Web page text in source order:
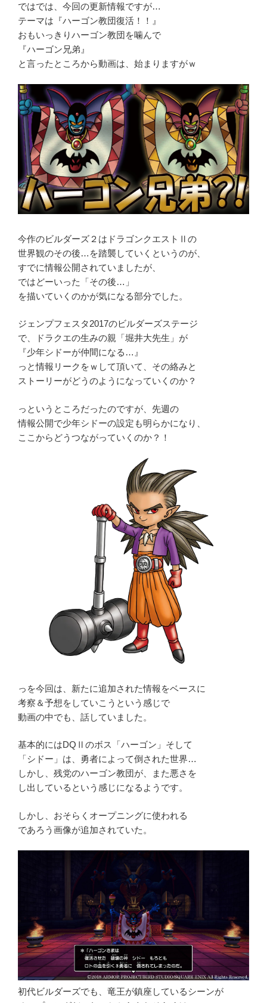
ではでは、今回の更新情報ですが…
テーマは『ハーゴン教団復活！！』
おもいっきりハーゴン教団を噛んで
『ハーゴン兄弟』
と言ったところから動画は、始まりますがｗ
今作のビルダーズ２はドラゴンクエストⅡの
世界観のその後…を踏襲していくというのが、
すでに情報公開されていましたが、
ではどーいった「その後…」
を描いていくのかが気になる部分でした。
ジェンプフェスタ2017のビルダーズステージ
で、ドラクエの生みの親「堀井大先生」が
『少年シドーが仲間になる…』
っと情報リークをｗして頂いて、その絡みと
ストーリーがどうのようになっていくのか？
っというところだったのですが、先週の
情報公開で少年シドーの設定も明らかになり、
ここからどうつながっていくのか？！
っを今回は、新たに追加された情報をベースに
考察＆予想をしていこうという感じで
動画の中でも、話していました。
基本的にはDQⅡのボス「ハーゴン」そして
「シドー」は、勇者によって倒された世界…
しかし、残党のハーゴン教団が、また悪さを
し出しているという感じになるようです。
しかし、おそらくオープニングに使われる
であろう画像が追加されていた。
初代ビルダーズでも、竜王が鎮座しているシーンが